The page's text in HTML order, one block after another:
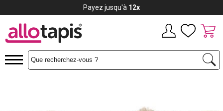
Payez jusqu'à 12x